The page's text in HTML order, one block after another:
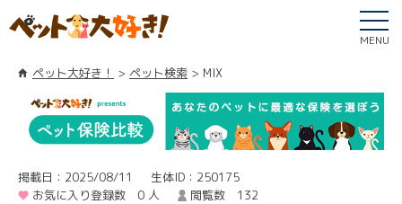
MENU
ペット大好き！ ペット検索 MIX
掲載日：2025/08/11
生体ID：250175
お気に入り登録数 0 人
閲覧数 132